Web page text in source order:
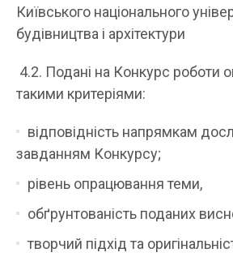
Київського національного
будівництва і архітектури
4.2. Подані на Конкурс роботи
такими критеріями:
відповідність напрямкам
завданням Конкурсу;
рівень опрацювання теми,
обґрунтованість поданих
творчий підхід та